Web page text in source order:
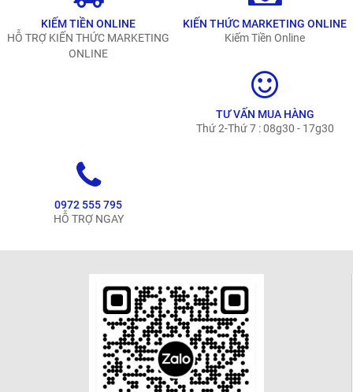
KIẾM TIỀN ONLINE
HỖ TRỢ KIẾN THỨC MARKETING
ONLINE
KIẾN THỨC MARKETING ONLINE
Kiếm Tiền Online
TƯ VẤN MUA HÀNG
Thứ 2-Thứ 7 : 08g30 - 17g30
0972 555 795
HỖ TRỢ NGAY